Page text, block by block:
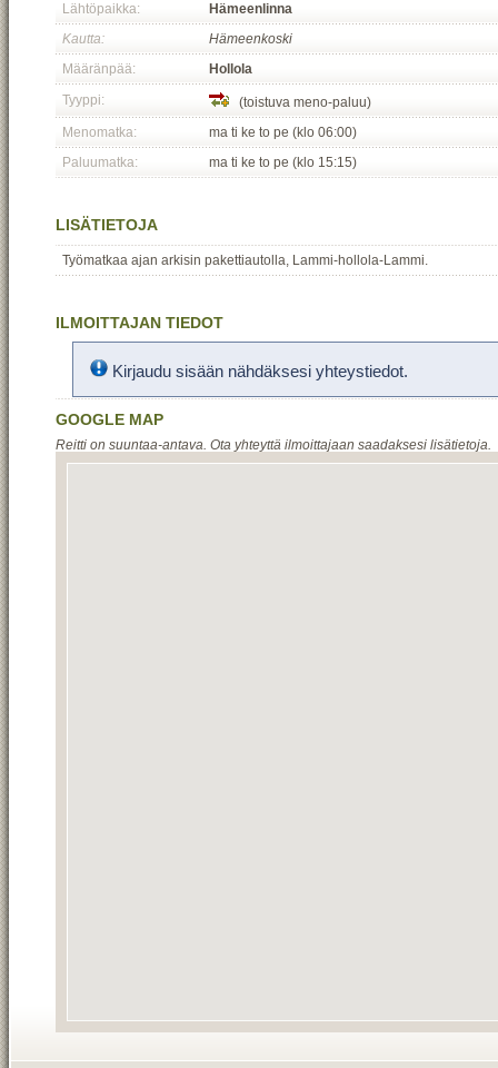
Lähtöpaikka:
Hämeenlinna
Kautta:
Hämeenkoski
Määränpää:
Hollola
Tyyppi:
(toistuva meno-paluu)
Menomatka:
ma ti ke to pe (klo 06:00)
Paluumatka:
ma ti ke to pe (klo 15:15)
LISÄTIETOJA
Työmatkaa ajan arkisin pakettiautolla, Lammi-hollola-Lammi.
ILMOITTAJAN TIEDOT
Kirjaudu sisään nähdäksesi yhteystiedot.
GOOGLE MAP
Reitti on suuntaa-antava. Ota yhteyttä ilmoittajaan saadaksesi lisätietoja.